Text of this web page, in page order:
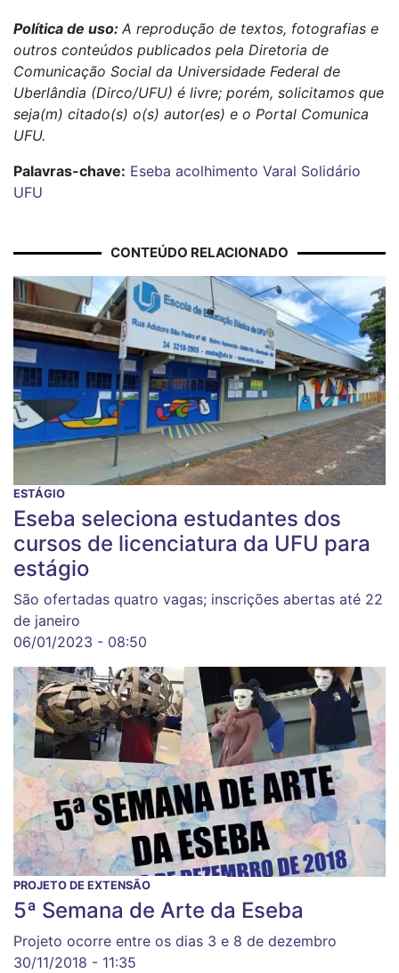
Política de uso: A reprodução de textos, fotografias e
outros conteúdos publicados pela Diretoria de
Comunicação Social da Universidade Federal de
Uberlândia (Dirco/UFU) é livre; porém, solicitamos que
seja(m) citado(s) o(s) autor(es) e o Portal Comunica
UFU.
Palavras-chave: Eseba acolhimento Varal Solidário
UFU
CONTEÚDO RELACIONADO
ESTÁGIO
Eseba seleciona estudantes dos
cursos de licenciatura da UFU para
estágio
São ofertadas quatro vagas; inscrições abertas até 22
de janeiro
06/01/2023 - 08:50
PROJETO DE EXTENSÃO
5ª Semana de Arte da Eseba
Projeto ocorre entre os dias 3 e 8 de dezembro
30/11/2018 - 11:35